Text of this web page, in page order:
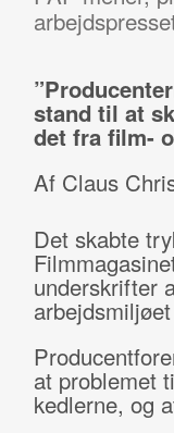
stand til at
det fra film-
Af Claus
Det skabte
underskrifter
at problemet
kedlerne, og